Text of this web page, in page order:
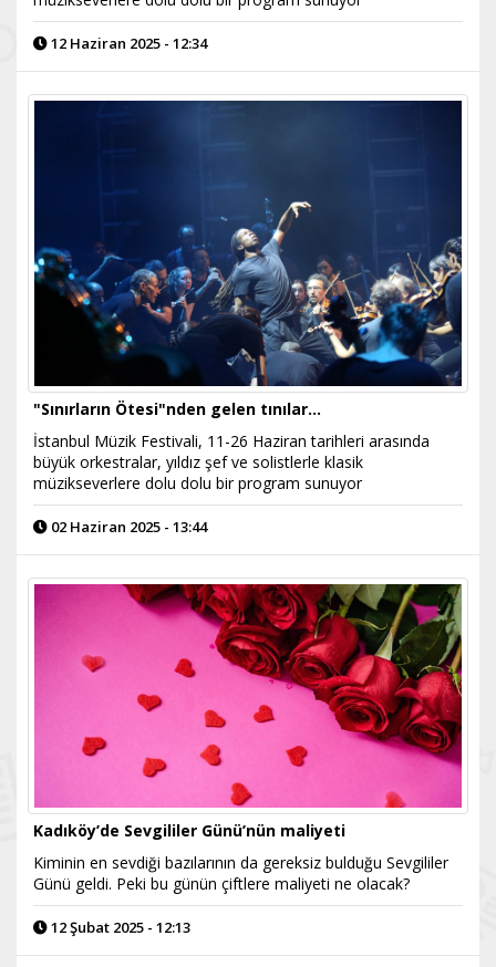
12 Haziran 2025 - 12:34
"Sınırların Ötesi"nden gelen tınılar...
İstanbul Müzik Festivali, 11-26 Haziran tarihleri arasında
büyük orkestralar, yıldız şef ve solistlerle klasik
müzikseverlere dolu dolu bir program sunuyor
02 Haziran 2025 - 13:44
Kadıköy’de Sevgililer Günü’nün maliyeti
Kiminin en sevdiği bazılarının da gereksiz bulduğu Sevgililer
Günü geldi. Peki bu günün çiftlere maliyeti ne olacak?
12 Şubat 2025 - 12:13